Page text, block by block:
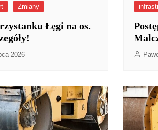
Zmiany
Łęgi na os.
2026